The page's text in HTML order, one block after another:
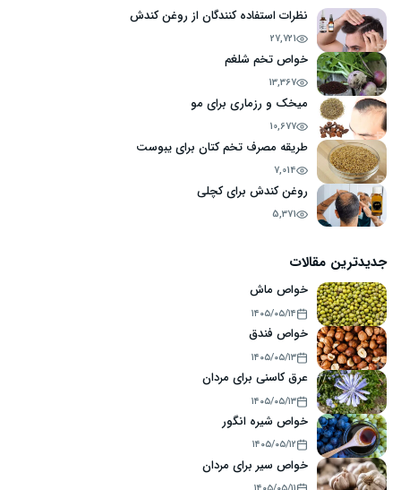
نظرات استفاده کنندگان از روغن کندش
27,721
خواص تخم شلغم
13,367
میخک و رزماری برای مو
10,677
طریقه مصرف تخم کتان برای یبوست
7,014
روغن کندش برای کچلی
5,371
جدیدترین مقالات
خواص ماش
۱۴۰۵/۰۵/۱۴
خواص فندق
۱۴۰۵/۰۵/۱۳
عرق کاسنی برای مردان
۱۴۰۵/۰۵/۱۳
خواص شیره انگور
۱۴۰۵/۰۵/۱۲
خواص سیر برای مردان